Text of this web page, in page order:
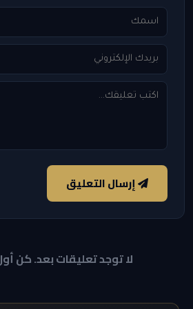
إرسال التعليق
لا توجد تعليقات بعد. كن